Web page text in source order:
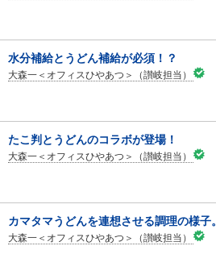
水分補給とうどん補給が必須！？
大森一＜オフィスひやあつ＞（讃岐担当）
たこ判とうどんのコラボが登場！
大森一＜オフィスひやあつ＞（讃岐担当）
カマタマうどんを連想させる調理の様子。
大森一＜オフィスひやあつ＞（讃岐担当）